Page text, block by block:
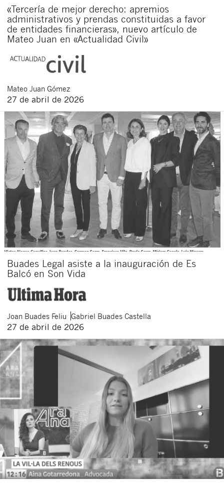
«Tercería de mejor derecho: apremios
administrativos y prendas constituidas a favor
de entidades financieras», nuevo artículo de
Mateo Juan en «Actualidad Civil»
Mateo Juan Gómez
27 de abril de 2026
Buades Legal asiste a la inauguración de Es
Balcó en Son Vida
Joan Buades Feliu Gabriel Buades Castella
27 de abril de 2026